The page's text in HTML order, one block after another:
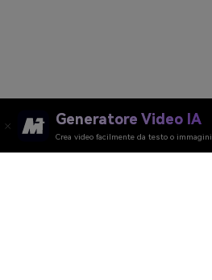
Generatore Video IA
Crea video facilmente da testo o immagini